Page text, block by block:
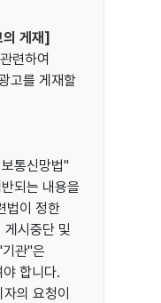
의 게재]
련하여
고를 게재할
통신망법"
되는 내용을
법이 정한
시중단 및
관"은
합니다.
의 요청이